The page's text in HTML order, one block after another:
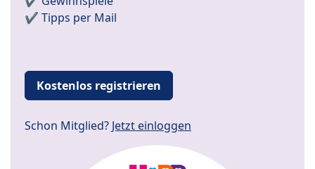
✔️ Tipps per Mail
Kostenlos registrieren
Schon Mitglied? Jetzt einloggen